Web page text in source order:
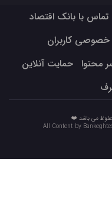
تماس با بانک اقتصاد
کاربران
محتوا
حمایت آنلاین
می باشد ❤️
All Content by